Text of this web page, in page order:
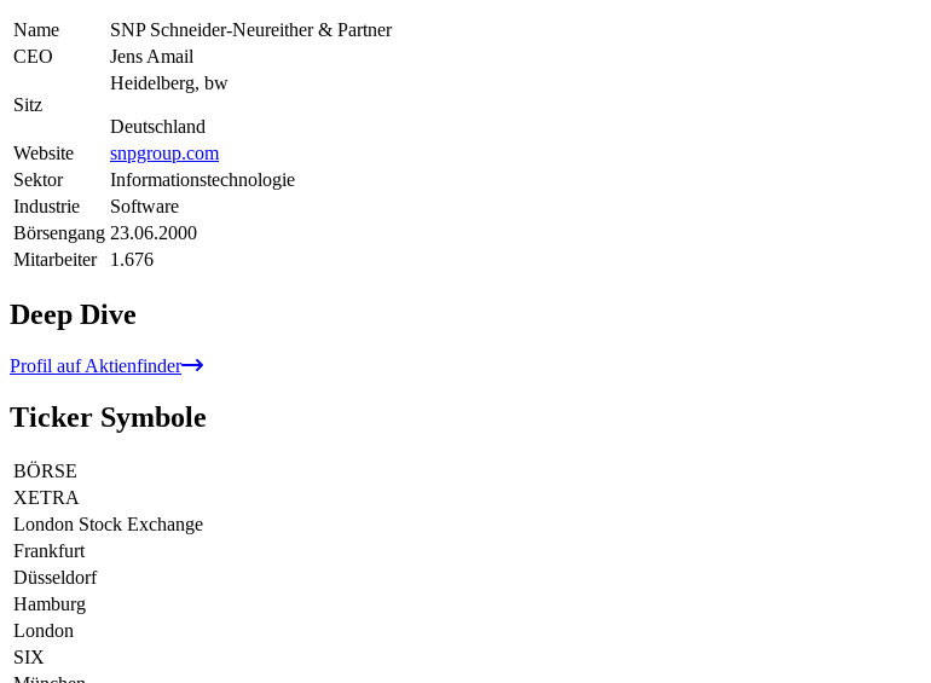
Name
SNP Schneider-Neureither & Partner
CEO
Jens Amail
Sitz
Heidelberg, bw
Deutschland
Website
snpgroup.com
Sektor
Informationstechnologie
Industrie
Software
Börsengang 23.06.2000
Mitarbeiter
1.676
Deep Dive
Profil auf Aktienfinder
Ticker Symbole
BÖRSE
XETRA
London Stock Exchange
Frankfurt
Düsseldorf
Hamburg
London
SIX